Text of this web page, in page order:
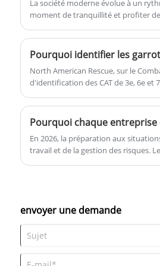
Impression de
du support :
La société moderne évolue à un
moment de tranquillité et profiter
pourquoi des kits de survie en plein
Pourquoi identifier les
North American Rescue, sur le
d'identification des CAT de 3e, 6e
identifier les produits authentiques
authentiques et contrefaits. Les
exemples les plus courants, ils ne
CAT qu'auprès de fournisseurs de
Pourquoi chaque
En 2026, la préparation aux
travail et de la gestion des risques.
envoyer une demande